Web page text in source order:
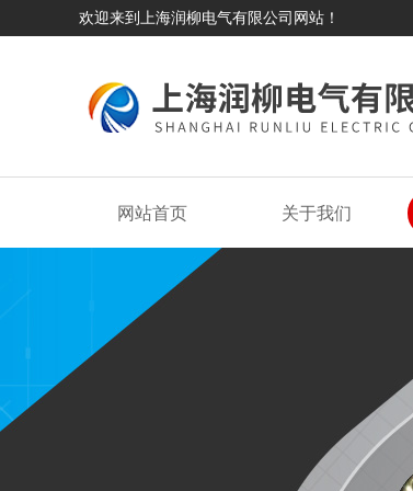
欢迎来到上海润柳电气有限公司网站！
网站首页 关于我们